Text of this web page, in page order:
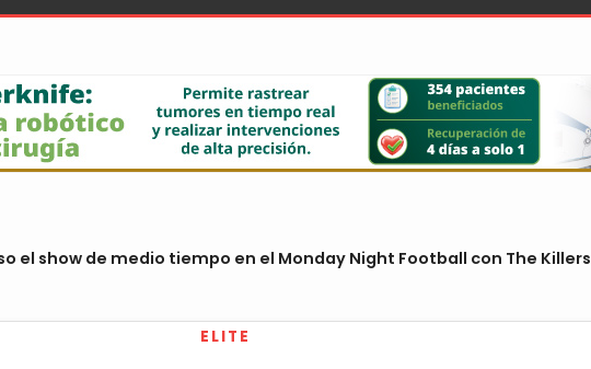
el show de medio tiempo en el Monday Night Football con The Killers
ELITE